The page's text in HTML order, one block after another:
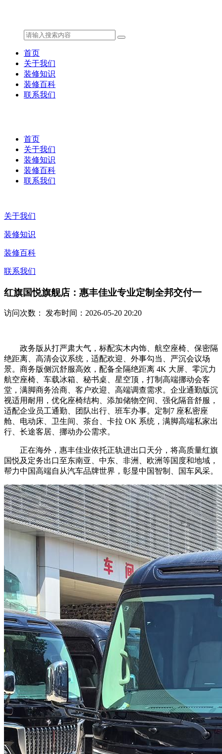
首页
关于我们
装修知识
装修百科
联系我们
首页
关于我们
装修知识
装修百科
联系我们
关于我们
装修知识
装修百科
联系我们
红旗国悦旗舰店：惠丰佳业专业定制全邦交付一
访问次数： 发布时间：2026-05-20 20:20
政务版从打严肃大气，标配实木内饰、航空座椅、保密隔
绝距离、高清会议系统，适配欢迎、外事勾当、严沉会议场
景。商务版侧沉舒服高效，配备全隔绝距离 4K 大屏、零沉力
航空座椅、车载冰箱、秘书桌、星空顶，打制高端挪动会客
堂，满脚商务洽商、客户欢迎、高端调查需求。企业通勤版沉
视适用耐用，优化座椅结构、添加储物空间、强化隔音舒服，
适配企业员工通勤、团队出行、班车办事。定制7 座私密座
舱、电动床、卫生间、茶台、卡拉 OK 系统，满脚高端私家出
行、长途客居、挪动办公需求。
正在海外，惠丰佳业依托正轨进出口天分，将高质量红旗
国悦及定务出口至东南亚、中东、非洲、欧洲等国度和地域，
帮力中国高端自从汽车品牌世界，彰显中国智制、国车风采。